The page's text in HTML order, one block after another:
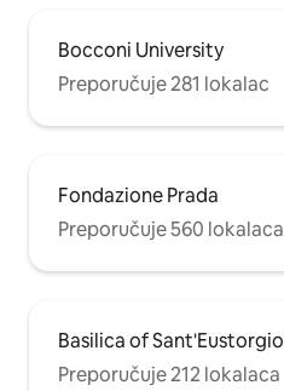
Bocconi University
Preporučuje 281 lokalac
Fondazione Prada
Preporučuje 560 lokalaca
Basilica of Sant'Eustorgio
Preporučuje 212 lokalaca